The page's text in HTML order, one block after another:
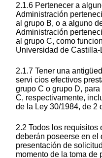
2.1.6 Pertenecer a
Administración
al grupo B, o a alguno
Administración
al grupo C, como
Universidad de Castilla-
2.1.7 Tener una
servi cios efectivos
grupo C o grupo D,
C, respectivamente,
de la Ley 30/1984, de 2
2.2 Todos los requisitos
deberán poseerse en
presentación de
momento de la toma de